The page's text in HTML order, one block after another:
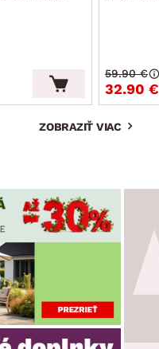
32.90 €
59.90 €
ZOBRAZIŤ VIAC